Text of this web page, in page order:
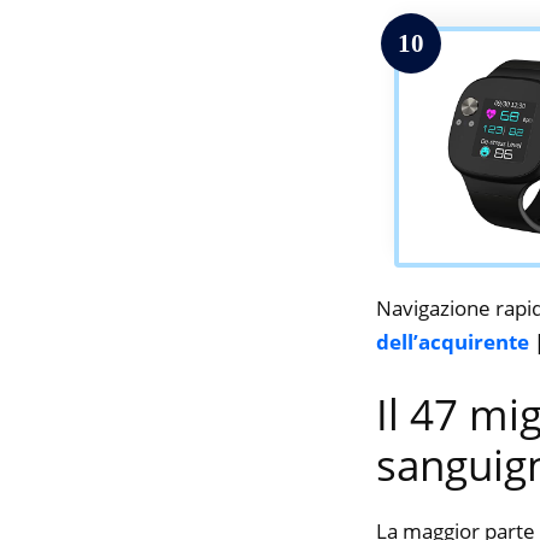
10
Navigazione
dell’acquirente
Il 47
La maggior